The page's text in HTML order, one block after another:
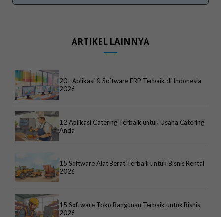
ARTIKEL LAINNYA
20+ Aplikasi & Software ERP Terbaik di Indonesia
2026
12 Aplikasi Catering Terbaik untuk Usaha Catering
Anda
15 Software Alat Berat Terbaik untuk Bisnis Rental
2026
15 Software Toko Bangunan Terbaik untuk Bisnis
2026